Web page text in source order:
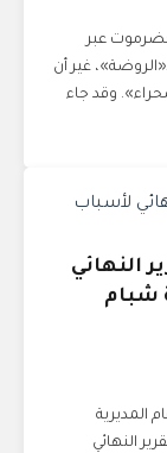
عبر
غير أن
وقد جاء
النهائي
شبام
المديرية
النهائي